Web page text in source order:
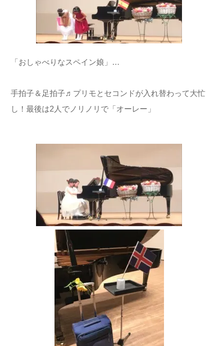
「おしゃべりなスペイン娘」…
手拍子＆足拍子♬プリモとセコンドが入れ替わって大忙
し！最後は2人でノリノリで「オーレー」